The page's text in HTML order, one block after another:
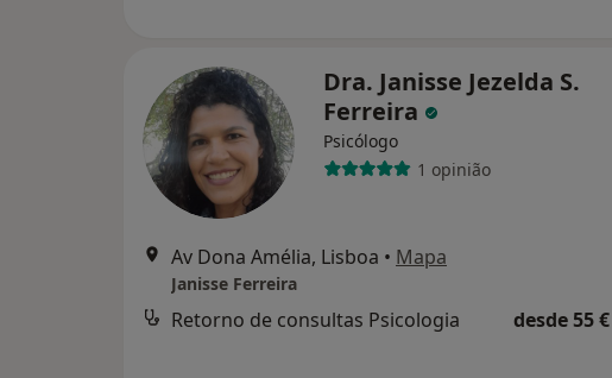
Dra. Janisse Jezelda S.
Ferreira
Psicólogo
1 opinião
Av Dona Amélia, Lisboa • Mapa
Janisse Ferreira
Retorno de consultas Psicologia desde 55 €